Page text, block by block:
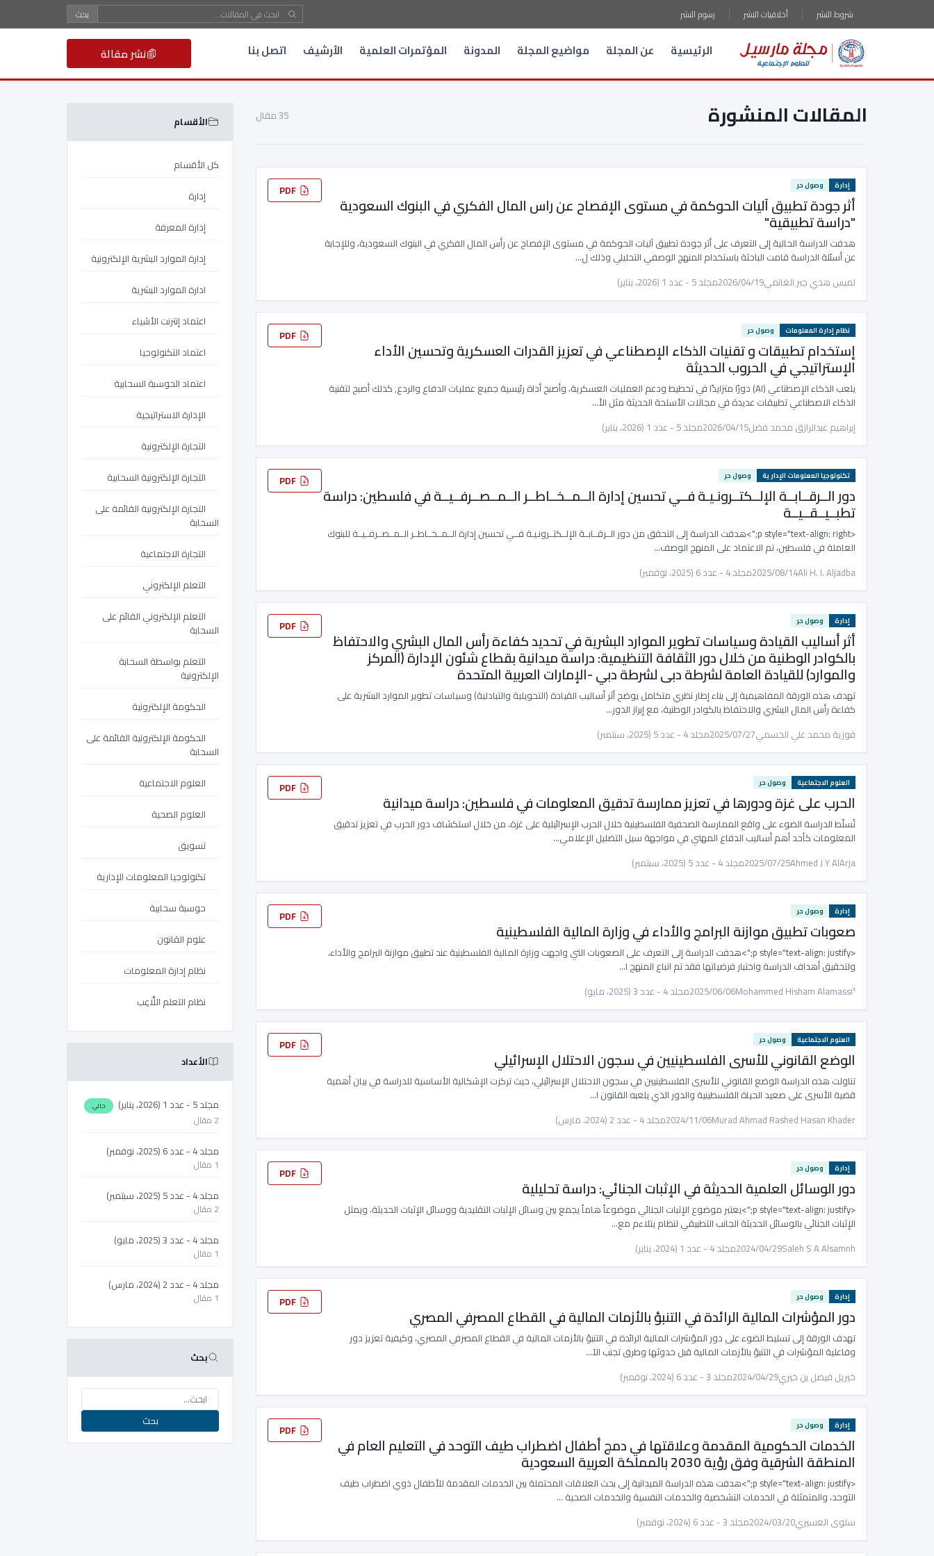
شروط النشر أخلاقيات النشر رسوم النشر بحث
الرئيسية عن المجلة مواضيع المجلة المدونة المؤتمرات العلمية الأرشيف اتصل بنا نشر مقالة
المقالات المنشورة 35 مقال
إدارة وصول حر
أثر جودة تطبيق آليات الحوكمة في مستوى الإفصاح عن راس المال الفكري في البنوك السعودية
"دراسة تطبيقية"
هدفت الدراسة الحالية إلى التعرف على أثر جودة تطبيق آليات الحوكمة في مستوى الإفصاح عن رأس المال الفكري في البنوك السعودية، وللإجابة
عن أسئلة الدراسة قامت الباحثة باستخدام المنهج الوصفي التحليلي وذلك ل…
لميس هدي جبر الغانمي2026/04/19مجلد 5 - عدد 1 (2026، يناير)
PDF
نظام إدارة المعلومات وصول حر
إستخدام تطبيقات و تقنيات الذكاء الإصطناعي في تعزيز القدرات العسكرية وتحسين الأداء
الإستراتيجي في الحروب الحديثة
يلعب الذكاء الإصطناعي (AI) دورًا متزايدًا في تخطيط ودعم العمليات العسكرية، وأصبح أداة رئيسية جميع عمليات الدفاع والردع, كذلك أصبح لتقنية
الذكاء الاصطناعي تطبيقات عديدة في مجالات الأسلحة الحديثة مثل الأ…
إبراهيم عبدالرازق محمد فضل2026/04/15مجلد 5 - عدد 1 (2026، يناير)
PDF
تكنولوجيا المعلومات الإدارية وصول حر
دور الــرقــابــة الإلــكتــرونـيـة فــي تحسين إدارة الــمــخــاطــر الــمــصــرفــيــة في فلسطين: دراسة
تطبــيــقــيــة
<p style="text-align: right;">هدفت الدراسة إلى التحقق من دور الــرقــابــة الإلــكتــرونـيـة فــي تحسين إدارة الــمــخــاطــر الــمــصــرفــيــة للبنوك
العاملة في فلسطين، تم الاعتماد على المنهج الوصف…
Ali H. I. Aljadba
2025/08/14مجلد 4 - عدد 6 (2025، نوفمبر)
PDF
إدارة وصول حر
أثر أساليب القيادة وسياسات تطوير الموارد البشرية في تحديد كفاءة رأس المال البشري والاحتفاظ
بالكوادر الوطنية من خلال دور الثقافة التنظيمية: دراسة ميدانية بقطاع شئون الإدارة (المركز
والموارد) للقيادة العامة لشرطة دبى لشرطة دبي -الإمارات العربية المتحدة
تهدف هذه الورقة المفاهيمية إلى بناء إطار نظري متكامل يوضح أثر أساليب القيادة (التحويلية والتبادلية) وسياسات تطوير الموارد البشرية على
كفاءة رأس المال البشري والاحتفاظ بالكوادر الوطنية، مع إبراز الدور…
فوزية محمد علي الجسمي2025/07/27مجلد 4 - عدد 5 (2025، سبتمبر)
PDF
العلوم الاجتماعية وصول حر
الحرب على غزة ودورها في تعزيز ممارسة تدقيق المعلومات في فلسطين: دراسة ميدانية
تُسلّط الدراسة الضوء على واقع الممارسة الصحفية الفلسطينية خلال الحرب الإسرائيلية على غزة، من خلال استكشاف دور الحرب في تعزيز تدقيق
المعلومات كأحد أهم أساليب الدفاع المهني في مواجهة سيل التضليل الإعلامي…
Ahmed J Y AlArja
2025/07/25مجلد 4 - عدد 5 (2025، سبتمبر)
PDF
إدارة وصول حر
صعوبات تطبيق موازنة البرامج والأداء في وزارة المالية الفلسطينية
<p style="text-align: justify;">هدفت الدراسة إلى التعرف على الصعوبات التي واجهت وزارة المالية الفلسطينية عند تطبيق موازنة البرامج والأداء،
ولتحقيق أهداف الدراسة واختبار فرضياتها فقد تم اتباع المنهج ا…
Mohammed Hisham Alamassi²
2025/06/06مجلد 4 - عدد 3 (2025، مايو)
PDF
العلوم الاجتماعية وصول حر
الوضع القانوني للأسرى الفلسطينيين في سجون الاحتلال الإسرائيلي
تناولت هذه الدراسة الوضع القانوني للأسرى الفلسطينيين في سجون الاحتلال الإسرائيلي، حيث تركزت الإشكالية الأساسية للدراسة في بيان أهمية
قضية الأسرى على صعيد الحياة الفلسطينية والدور الذي يلعبه القانون ا…
Murad Ahmad Rashed Hasan Khader
2024/11/06مجلد 4 - عدد 2 (2024، مارس)
PDF
إدارة وصول حر
دور الوسائل العلمية الحديثة في الإثبات الجنائي: دراسة تحليلية
<p style="text-align: justify;">يعتبر موضوع الإثبات الجنائي موضوعاً هاماً يجمع بين وسائل الإثبات التقليدية ووسائل الإثبات الحديثة، ويمثل
الإثبات الجنائي بالوسائل الحديثة الجانب التطبيقي لنظام يتلاءم مع…
Saleh S A Alsamnh
2024/04/29مجلد 4 - عدد 1 (2024، يناير)
PDF
إدارة وصول حر
دور المؤشرات المالية الرائدة في التنبؤ بالأزمات المالية في القطاع المصرفي المصري
تهدف الورقة إلى تسليط الضوء على دور المؤشرات المالية الرائدة في التنبؤ بالأزمات المالية في القطاع المصرفي المصري، وكيفية تعزيز دور
وفاعلية المؤشرات في التنبؤ بالأزمات المالية قبل حدوثها وطرق تجنب الآ…
خيريل فيصل بن خيري2024/04/29مجلد 3 - عدد 6 (2024، نوفمبر)
PDF
إدارة وصول حر
الخدمات الحكومية المقدمة وعلاقتها في دمج أطفال اضطراب طيف التوحد في التعليم العام في
المنطقة الشرقية وفق رؤية 2030 بالمملكة العربية السعودية
<p style="text-align: justify;">هدفت هذه الدراسة الميدانية إلى بحث العلاقات المحتملة بين الخدمات المقدمة للأطفال ذوي اضطراب طيف
التوحد، والمتمثلة في الخدمات التشخصية والخدمات النفسية والخدمات الصحية …
سلوى العسيري2024/03/20مجلد 3 - عدد 6 (2024، نوفمبر)
PDF
الأقسام
كل الأقسام
إدارة
إدارة المعرفة
إدارة الموارد البشرية الإلكترونية
ادارة الموارد البشرية
اعتماد إنترنت الأشياء
اعتماد التكنولوجيا
اعتماد الحوسبة السحابية
الإدارة الاستراتيجية
التجارة الإلكترونية
التجارة الإلكترونية السحابية
التجارة الإلكترونية القائمة على
السحابة
التجارة الاجتماعية
التعلم الإلكتروني
التعلم الإلكتروني القائم على
السحابة
التعلم بواسطة السحابة
الإلكترونية
الحكومة الإلكترونية
الحكومة الإلكترونية القائمة على
السحابة
العلوم الاجتماعية
العلوم الصحية
تسويق
تكنولوجيا المعلومات الإدارية
حوسبة سحابية
علوم القانون
نظام إدارة المعلومات
نظام التعلم اللَّاعِب
الأعداد
مجلد 5 - عدد 1 (2026، يناير) حالي
2 مقال
مجلد 4 - عدد 6 (2025، نوفمبر)
1 مقال
مجلد 4 - عدد 5 (2025، سبتمبر)
2 مقال
مجلد 4 - عدد 3 (2025، مايو)
1 مقال
مجلد 4 - عدد 2 (2024، مارس)
1 مقال
بحث
بحث